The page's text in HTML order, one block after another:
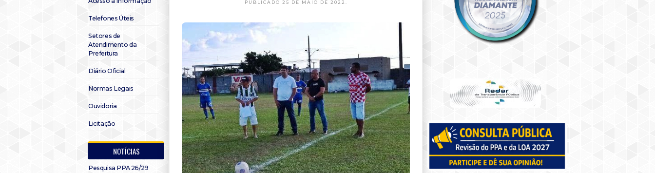
Telefones Úteis
Setores de
Atendimento da
Prefeitura
Diário Oficial
Normas Legais
Ouvidoria
Licitação
NOTÍCIAS
Pesquisa PPA 26/29
PUBLICADO 25 DE MAIO DE 2022.